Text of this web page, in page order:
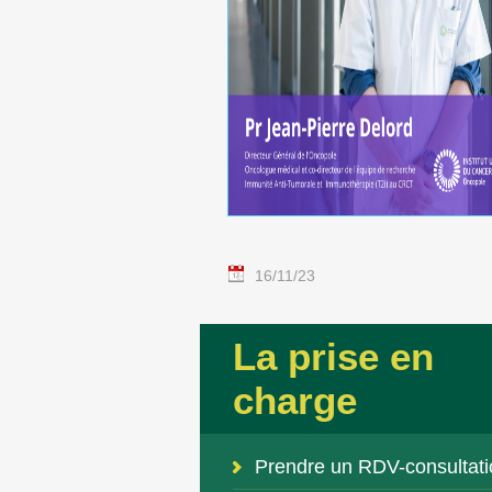
16/11/23
La prise en
charge
Prendre un RDV-